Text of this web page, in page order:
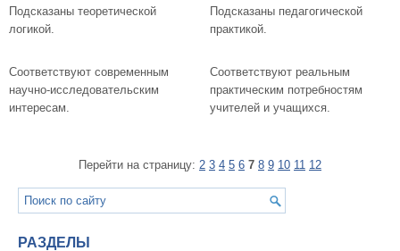
Подсказаны теоретической
логикой.
Подсказаны педагогической
практикой.
Соответствуют современным
научно-исследовательским
интересам.
Соответствуют реальным
практическим потребностям
учителей и учащихся.
Перейти на страницу: 2 3 4 5 6 7 8 9 10 11 12
РАЗДЕЛЫ